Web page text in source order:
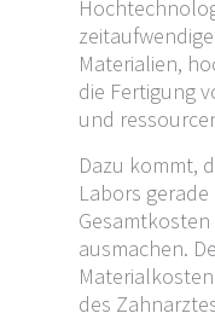
Materialien,
die Fertigung
und
Dazu kommt,
Labors
ausmachen.
des